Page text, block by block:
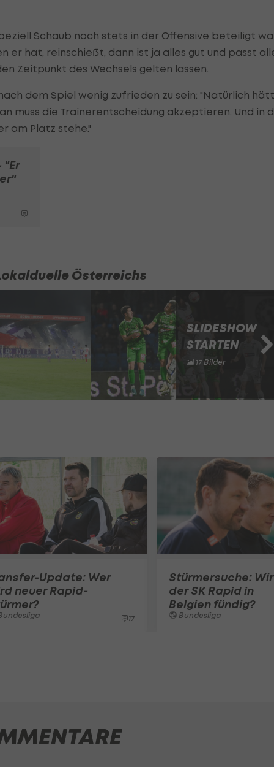
Schaub noch stets in der Offensive beteiligt
er hat, reinschießt, dann ist ja alles gut und passt
Zeitpunkt des Wechsels gelten lassen.
dem Spiel wenig zufrieden zu sein: "Natürlich
muss die Trainerentscheidung akzeptieren. Und in
am Platz stehe."
"Er
Österreichs
SLIDESHOW
STARTEN
17 Bilder
Update: Wer
neuer Rapid-
17
Stürmersuche:
der SK Rapid in
Belgien fündig?
Bundesliga